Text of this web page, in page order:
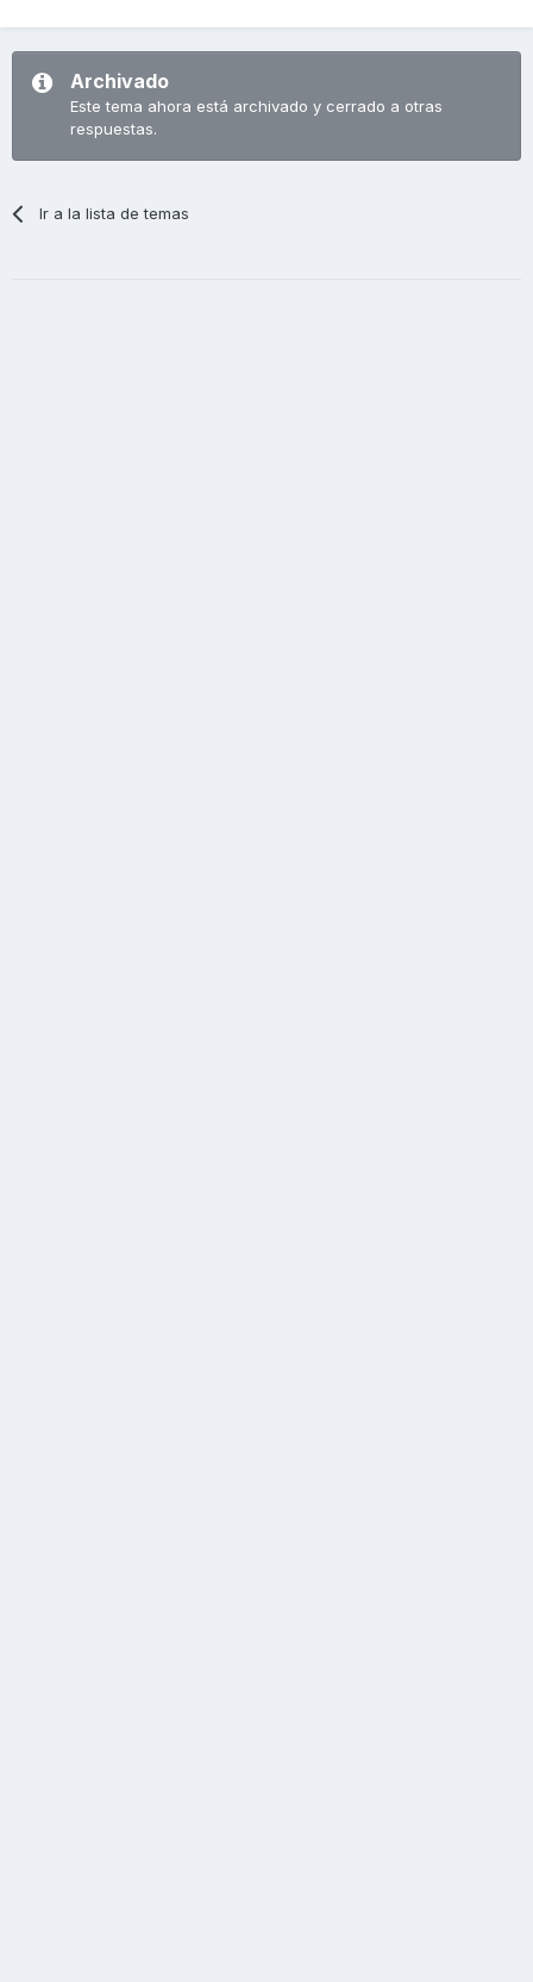
Archivado
Este tema ahora está archivado y cerrado a otras
respuestas.
Ir a la lista de temas